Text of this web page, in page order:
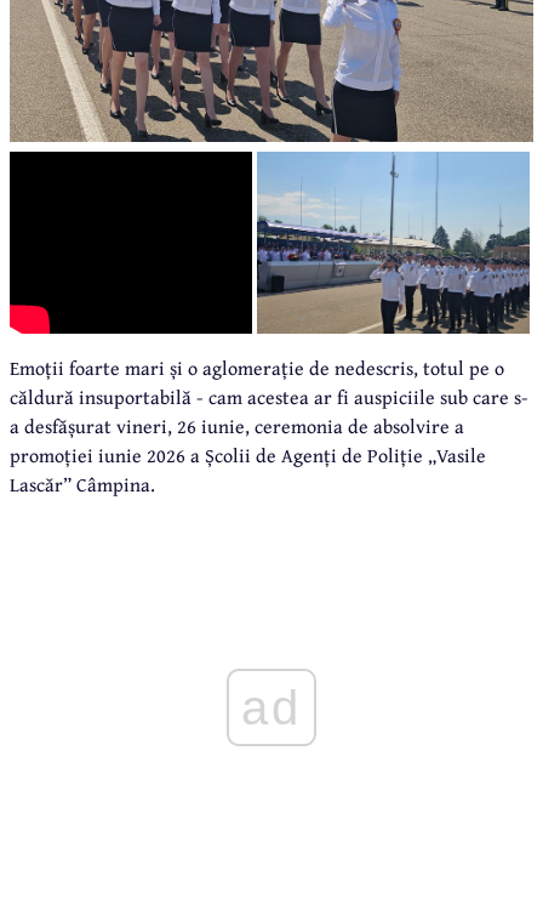
Emoții foarte mari și o aglomerație de nedescris, totul pe o
căldură insuportabilă - cam acestea ar fi auspiciile sub care s-
a desfășurat vineri, 26 iunie, ceremonia de absolvire a
promoției iunie 2026 a Școlii de Agenți de Poliție „Vasile
Lascăr” Câmpina.
ad